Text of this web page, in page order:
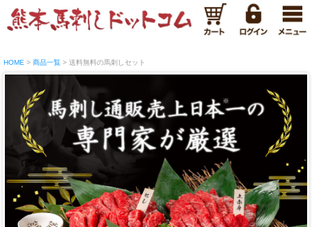
HOME 商品一覧 送料無料の馬刺しセット